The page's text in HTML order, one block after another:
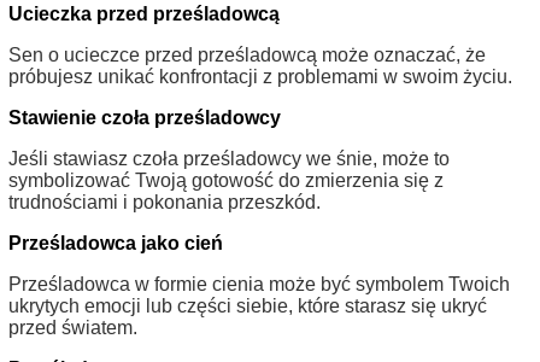
Ucieczka przed prześladowcą
Sen o ucieczce przed prześladowcą może oznaczać, że
próbujesz unikać konfrontacji z problemami w swoim życiu.
Stawienie czoła prześladowcy
Jeśli stawiasz czoła prześladowcy we śnie, może to
symbolizować Twoją gotowość do zmierzenia się z
trudnościami i pokonania przeszkód.
Prześladowca jako cień
Prześladowca w formie cienia może być symbolem Twoich
ukrytych emocji lub części siebie, które starasz się ukryć
przed światem.